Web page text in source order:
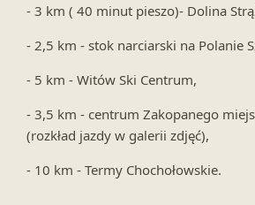
- 3 km ( 40 minut pieszo)- Dolina
- 2,5 km - stok narciarski na Polanie
- 5 km - Witów Ski Centrum,
- 3,5 km - centrum Zakopanego
(rozkład jazdy w galerii zdjęć),
- 10 km - Termy Chochołowskie.